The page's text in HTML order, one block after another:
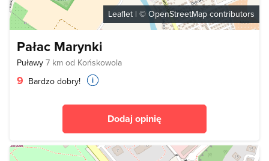
Leaflet | © OpenStreetMap contributors
Pałac Marynki
Puławy 7 km od Końskowola
9 Bardzo dobry!
Dodaj opinię